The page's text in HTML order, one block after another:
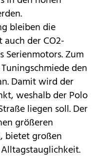
bleiben die
auch der CO2-
Serienmotors. Zum
den
Damit wird der
weshalb der Polo
liegen soll. Der
größeren
bietet großen